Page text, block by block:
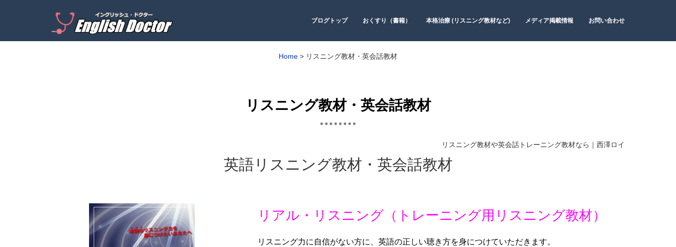
ブログトップ おくすり（書籍） 本格治療 (リスニング教材など) メディア掲載情報 お問い合わせ
Home > リスニング教材・英会話教材
リスニング教材・英会話教材
リスニング教材や英会話トレーニング教材なら｜西澤ロイ
英語リスニング教材・英会話教材
リアル・リスニング（トレーニング用リスニング教材）
リスニング力に自信がない方に、英語の正しい聴き方を身につけていただきます。